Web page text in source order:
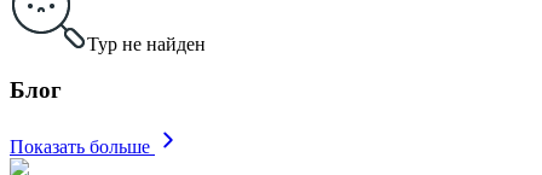
Тур не найден
Блог
Показать больше